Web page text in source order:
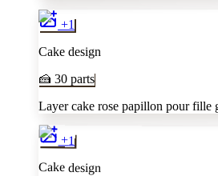
+1
Cake design
🍰 30 parts
Layer cake rose papillon pour fille
+1
Cake design